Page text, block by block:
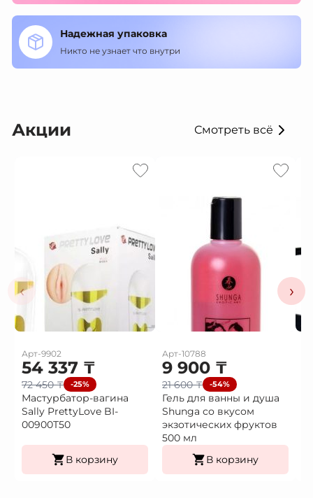
Надежная упаковка
Никто не узнает что внутри
Акции Смотреть всё
‹
Арт-9902
54 337 ₸
72 450₸ -25%
Мастурбатор-вагина
Sally PrettyLove BI-
00900T50
В корзину
Арт-10788
9 900 ₸
21 600₸ -54%
Гель для ванны и душа
Shunga со вкусом
экзотических фруктов
500 мл
В корзину
›